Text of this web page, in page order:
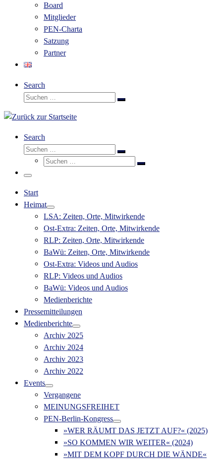
Board
Mitglieder
PEN-Charta
Satzung
Partner
Search
Suche
Suchen …
Search
Suche
Suchen …
Suche
Suchen …
Menü
Start
Heimat
LSA: Zeiten, Orte, Mitwirkende
Ost-Extra: Zeiten, Orte, Mitwirkende
RLP: Zeiten, Orte, Mitwirkende
BaWü: Zeiten, Orte, Mitwirkende
Ost-Extra: Videos und Audios
RLP: Videos und Audios
BaWü: Videos und Audios
Medienberichte
Pressemitteilungen
Medienberichte
Archiv 2025
Archiv 2024
Archiv 2023
Archiv 2022
Events
Vergangene
MEINUNGSFREIHET
PEN-Berlin-Kongress
»WER RÄUMT DAS JETZT AUF?« (2025)
»SO KOMMEN WIR WEITER« (2024)
»MIT DEM KOPF DURCH DIE WÄNDE«